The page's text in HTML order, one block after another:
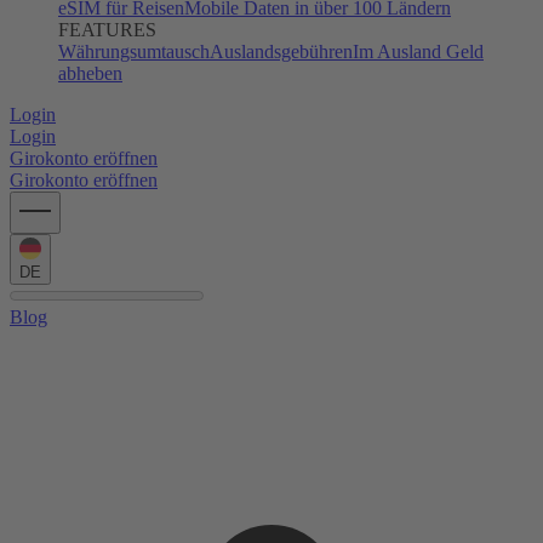
eSIM für ReisenMobile Daten in über 100 Ländern
FEATURES
WährungsumtauschAuslandsgebührenIm Ausland Geld
abheben
Login
Login
Girokonto eröffnen
Girokonto eröffnen
DE
Blog